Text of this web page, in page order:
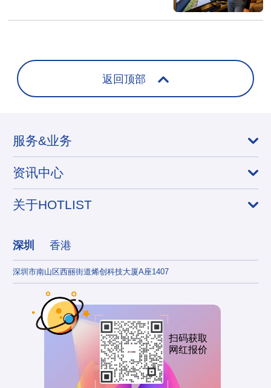
返回顶部
服务&业务
资讯中心
关于HOTLIST
深圳 香港
深圳市南山区西丽街道烯创科技大厦A座1407
扫码获取
网红报价